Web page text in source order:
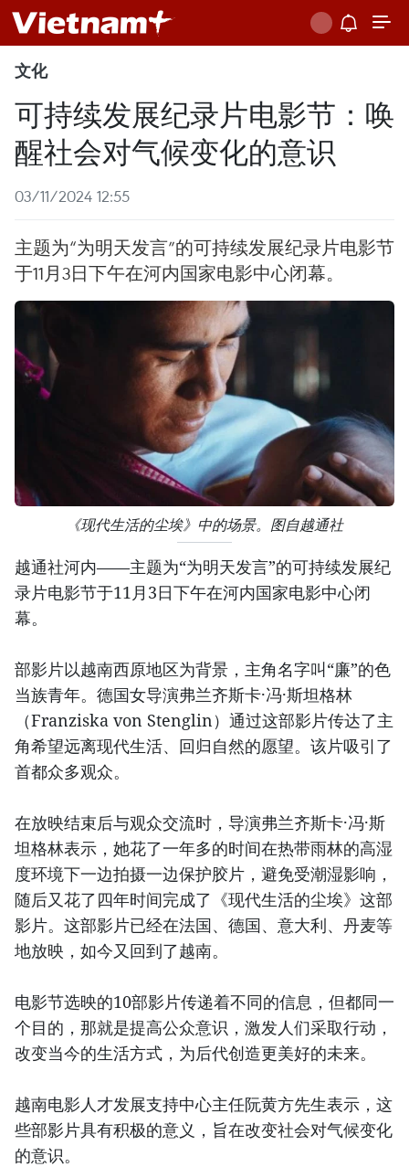
文化
可持续发展纪录片电影节：唤
醒社会对气候变化的意识
03/11/2024 12:55
主题为“为明天发言”的可持续发展纪录片电影节
于11月3日下午在河内国家电影中心闭幕。
《现代生活的尘埃》中的场景。图自越通社
越通社河内——主题为“为明天发言”的可持续发展纪
录片电影节于11月3日下午在河内国家电影中心闭
幕。
部影片以越南西原地区为背景，主角名字叫“廉”的色
当族青年。德国女导演弗兰齐斯卡·冯·斯坦格林
（Franziska von Stenglin）通过这部影片传达了主
角希望远离现代生活、回归自然的愿望。该片吸引了
首都众多观众。
在放映结束后与观众交流时，导演弗兰齐斯卡·冯·斯
坦格林表示，她花了一年多的时间在热带雨林的高湿
度环境下一边拍摄一边保护胶片，避免受潮湿影响，
随后又花了四年时间完成了《现代生活的尘埃》这部
影片。这部影片已经在法国、德国、意大利、丹麦等
地放映，如今又回到了越南。
电影节选映的10部影片传递着不同的信息，但都同一
个目的，那就是提高公众意识，激发人们采取行动，
改变当今的生活方式，为后代创造更美好的未来。
越南电影人才发展支持中心主任阮黄方先生表示，这
些部影片具有积极的意义，旨在改变社会对气候变化
的意识。